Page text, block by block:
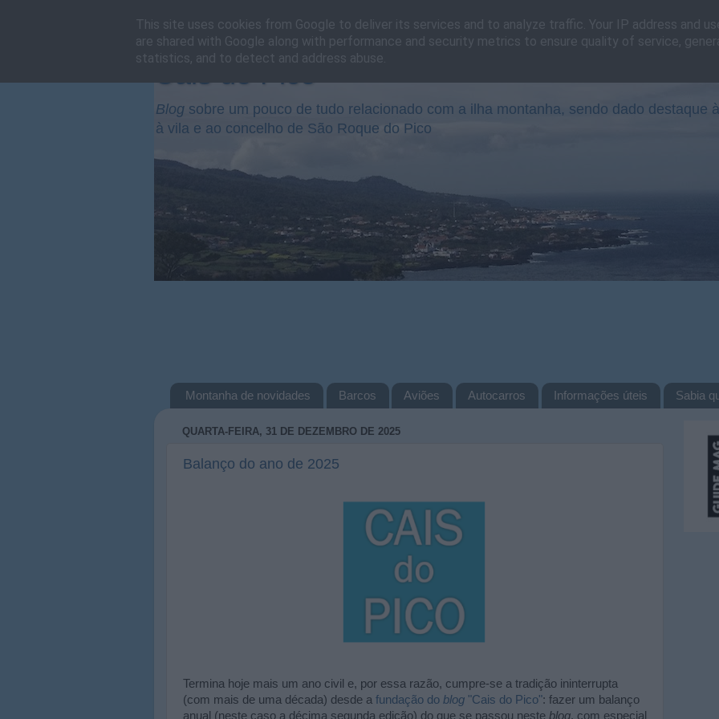
Cais do Pico
Blog sobre um pouco de tudo relacionado com a ilha montanha, sendo dado destaque
à vila e ao concelho de São Roque do Pico
Montanha de novidades Barcos Aviões Autocarros Informações úteis Sabia
QUARTA-FEIRA, 31 DE DEZEMBRO DE 2025
Balanço do ano de 2025
Termina hoje mais um ano civil e, por essa razão, cumpre-se a tradição ininterrupta
(com mais de uma década) desde a fundação do blog "Cais do Pico": fazer um balanço
anual (neste caso a décima segunda edição) do que se passou neste blog, com especial
This site uses cookies from Google to deliver its services and to analyze traffic. Your IP address and
are shared with Google along with performance and security metrics to ensure quality of service,
statistics, and to detect and address abuse.